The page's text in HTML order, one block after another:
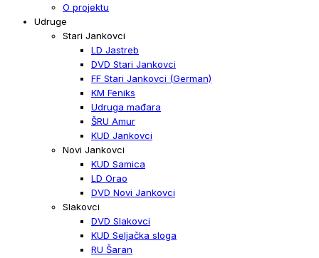
O projektu
Udruge
Stari Jankovci
LD Jastreb
DVD Stari Jankovci
FF Stari Jankovci (German)
KM Feniks
Udruga mađara
ŠRU Amur
KUD Jankovci
Novi Jankovci
KUD Samica
LD Orao
DVD Novi Jankovci
Slakovci
DVD Slakovci
KUD Seljačka sloga
RU Šaran